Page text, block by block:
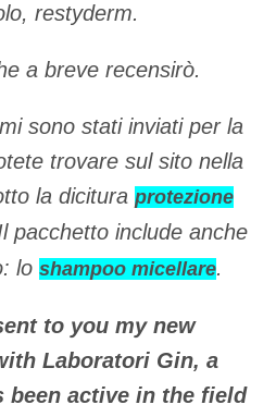
restyderm.
a breve recensirò.
sono stati inviati per la
trovare sul sito nella
la dicitura protezione
pacchetto include anche
lo shampoo micellare.
to you my new
Laboratori Gin, a
been active in the field